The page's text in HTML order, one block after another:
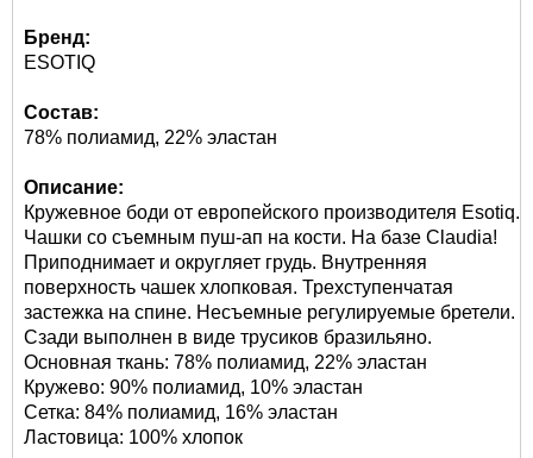
Бренд:
ESOTIQ
Состав:
78% полиамид, 22% эластан
Описание:
Кружевное боди от европейского производителя Esotiq.
Чашки со съемным пуш-ап на кости. На базе Claudia!
Приподнимает и округляет грудь. Внутренняя
поверхность чашек хлопковая. Трехступенчатая
застежка на спине. Несъемные регулируемые бретели.
Сзади выполнен в виде трусиков бразильяно.
Основная ткань: 78% полиамид, 22% эластан
Кружево: 90% полиамид, 10% эластан
Сетка: 84% полиамид, 16% эластан
Ластовица: 100% хлопок